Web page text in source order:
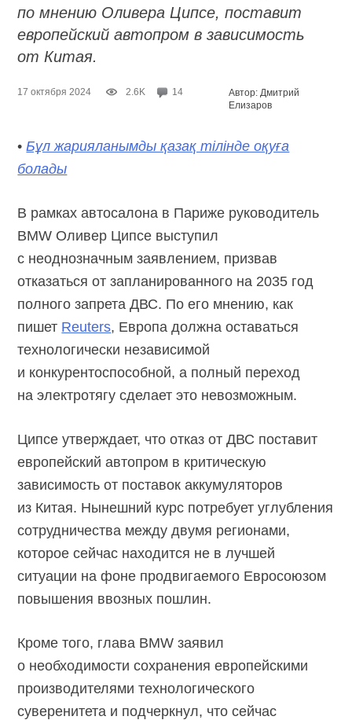
по мнению Оливера Ципсе, поставит
европейский автопром в зависимость
от Китая.
17 октября 2024 2.6K 14
Автор: Дмитрий
Елизаров
•Бұл жарияланымды қазақ тілінде оқуға
болады
В рамках автосалона в Париже руководитель
BMW Оливер Ципсе выступил
с неоднозначным заявлением, призвав
отказаться от запланированного на 2035 год
полного запрета ДВС. По его мнению, как
пишет Reuters, Европа должна оставаться
технологически независимой
и конкурентоспособной, а полный переход
на электротягу сделает это невозможным.
Ципсе утверждает, что отказ от ДВС поставит
европейский автопром в критическую
зависимость от поставок аккумуляторов
из Китая. Нынешний курс потребует углубления
сотрудничества между двумя регионами,
которое сейчас находится не в лучшей
ситуации на фоне продвигаемого Евросоюзом
повышения ввозных пошлин.
Кроме того, глава BMW заявил
о необходимости сохранения европейскими
производителями технологического
суверенитета и подчеркнул, что сейчас